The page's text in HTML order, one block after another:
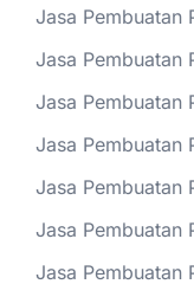
Jasa Pembuatan
Jasa Pembuatan
Jasa Pembuatan
Jasa Pembuatan
Jasa Pembuatan
Jasa Pembuatan
Jasa Pembuatan